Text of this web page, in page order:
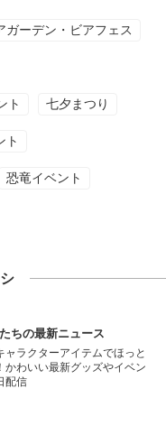
ガーデン・ビアフェス
ト 七夕まつり
ト
恐竜イベント
ちの最新ニュース
ャラクターアイテムでほっと
かわいい最新グッズやイベン
配信